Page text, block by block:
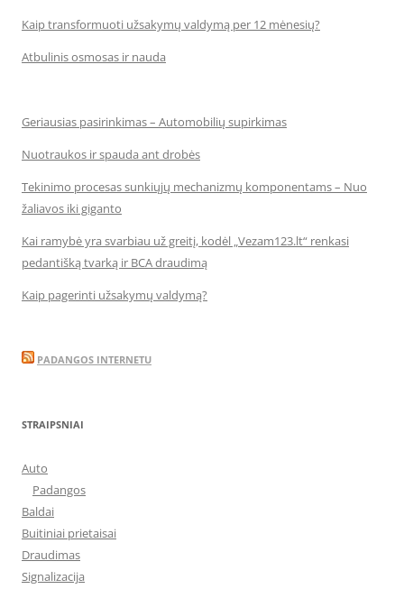
Kaip transformuoti užsakymų valdymą per 12 mėnesių?
Atbulinis osmosas ir nauda
Geriausias pasirinkimas – Automobilių supirkimas
Nuotraukos ir spauda ant drobės
Tekinimo procesas sunkiųjų mechanizmų komponentams – Nuo
žaliavos iki giganto
Kai ramybė yra svarbiau už greitį, kodėl „Vezam123.lt“ renkasi
pedantišką tvarką ir BCA draudimą
Kaip pagerinti užsakymų valdymą?
PADANGOS INTERNETU
STRAIPSNIAI
Auto
Padangos
Baldai
Buitiniai prietaisai
Draudimas
Signalizacija